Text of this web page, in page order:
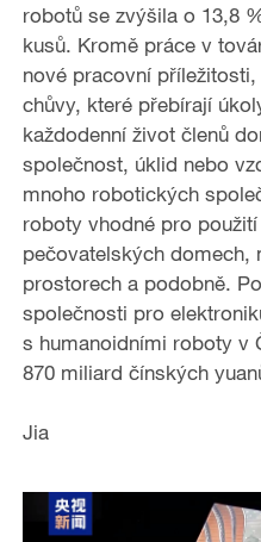
V
i
d
e
o
robotů se zvýšila o 13,8
kusů. Kromě práce v
nové pracovní
chůvy, které přebírají
každodenní život členů
společnost, úklid nebo
mnoho robotických
roboty vhodné pro
pečovatelských domech,
prostorech a podobně.
společnosti pro
s humanoidními roboty v
870 miliard čínských
Jia